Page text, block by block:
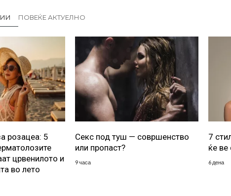
ПОВЕЌЕ АКТУЕЛНО
розацеа: 5
црвенилото и
во лето
Секс под туш — совршенство
или пропаст?
9 часа
7
ќе
6 дена